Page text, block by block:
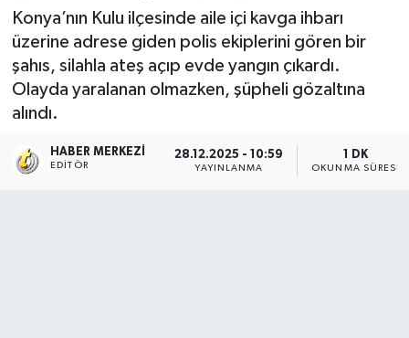
Konya’nın Kulu ilçesinde aile içi kavga ihbarı
üzerine adrese giden polis ekiplerini gören bir
şahıs, silahla ateş açıp evde yangın çıkardı.
Olayda yaralanan olmazken, şüpheli gözaltına
alındı.
HABER MERKEZI
EDITÖR
28.12.2025 - 10:59
YAYINLANMA
1 DK
OKUNMA SÜRESI